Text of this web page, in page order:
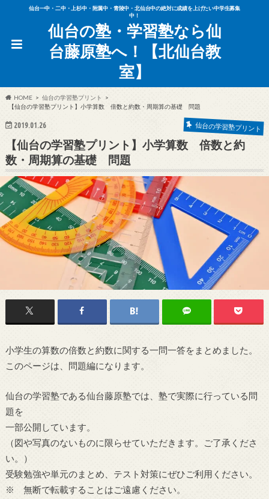
仙台一中・二中・上杉中・附属中・青陵中・北仙台中の絶対に成績を上げたい中学生募集
中！
仙台の塾・学習塾なら仙
台藤原塾へ！【北仙台教
室】
HOME
仙台の学習塾プリント
【仙台の学習塾プリント】小学算数 倍数と約数・周期算の基礎 問題
2019.01.26 仙台の学習塾プリント
【仙台の学習塾プリント】小学算数 倍数と約
数・周期算の基礎 問題
小学生の算数の倍数と約数に関する一問一答をまとめました。
このページは、問題編になります。
仙台の学習塾である仙台藤原塾では、塾で実際に行っている問
題を
一部公開しています。
（図や写真のないものに限らせていただきます。ご了承くださ
い。）
受験勉強や単元のまとめ、テスト対策にぜひご利用ください。
※ 無断で転載することはご遠慮ください。